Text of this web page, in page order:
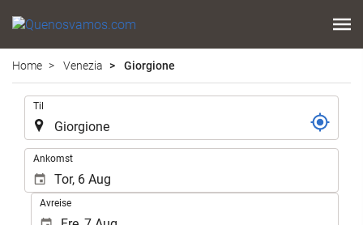
Home Venezia Giorgione
Til
Ankomst
Avreise